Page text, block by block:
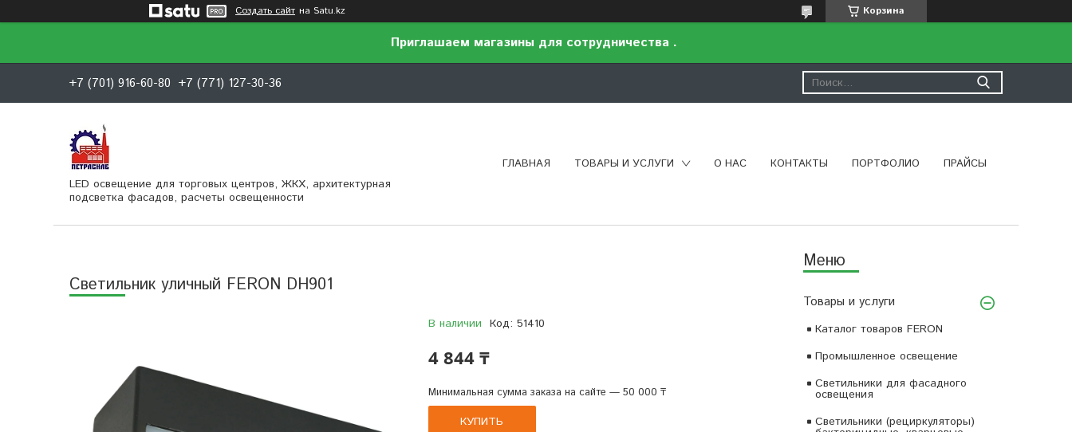
Создать сайт на Satu.kz Корзина
Приглашаем магазины для сотрудничества .
+7 (701) 916-60-80 +7 (771) 127-30-36
LED освещение для торговых центров, ЖКХ, архитектурная
подсветка фасадов, расчеты освещенности
ГЛАВНАЯ ТОВАРЫ И УСЛУГИ О НАС КОНТАКТЫ ПОРТФОЛИО ПРАЙСЫ
Товары и услуги
Каталог товаров FERON
Промышленное освещение
Светильники для фасадного
освещения
Светильники (рециркуляторы)
Светильник уличный FERON DH901
В наличии Код: 51410
4 844 ₸
Минимальная сумма заказа на сайте — 50 000 ₸
КУПИТЬ